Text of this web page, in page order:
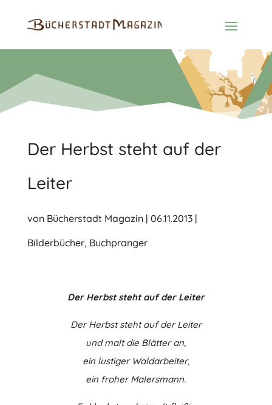
Der Herbst steht auf der
Leiter
von Bücherstadt Magazin| 06.11.2013|
Bilderbücher, Buchpranger
Der Herbst steht auf der Leiter
Der Herbst steht auf der Leiter
und malt die Blätter an,
ein lustiger Waldarbeiter,
ein froher Malersmann.